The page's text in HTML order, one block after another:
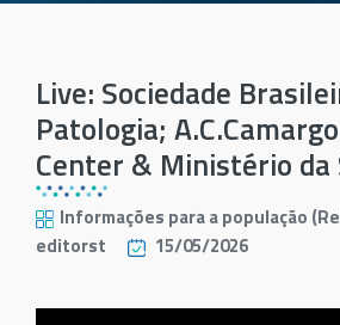
Live: Sociedade
Patologia;
Center & Ministério da
Informações para a população
editorst
15/05/2026